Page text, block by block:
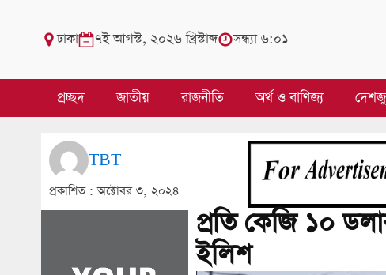
ঢাকা ৭ই আগস্ট, ২০২৬ খ্রিস্টাব্দ সন্ধ্যা ৬:০১
প্রচ্ছদ জাতীয় রাজনীতি অর্থ ও বাণিজ্য
TBT
প্রকাশিত :অক্টোবর ৩, ২০২৪
প্রতি কেজি ১০
ইলিশ